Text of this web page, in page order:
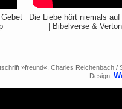
Die Liebe hört niemals
| Bibelverse &
»freund«, Charles Reichenbach
Design: